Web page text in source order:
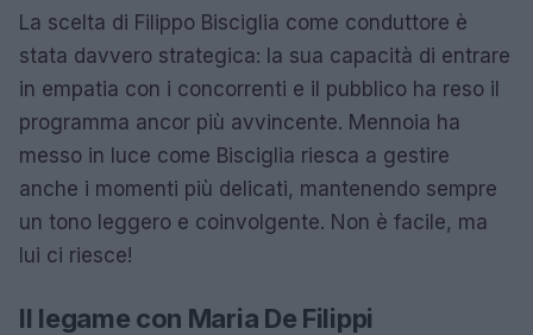
La scelta di Filippo Bisciglia come conduttore è
stata davvero strategica: la sua capacità di entrare
in empatia con i concorrenti e il pubblico ha reso il
programma ancor più avvincente. Mennoia ha
messo in luce come Bisciglia riesca a gestire
anche i momenti più delicati, mantenendo sempre
un tono leggero e coinvolgente. Non è facile, ma
lui ci riesce!
Il legame con Maria De Filippi